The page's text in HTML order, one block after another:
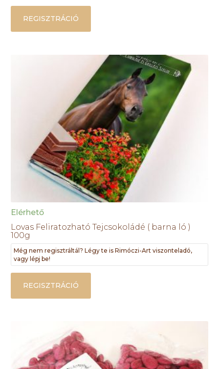
REGISZTRÁCIÓ
Elérhető
Lovas Feliratozható Tejcsokoládé ( barna ló )
100g
Még nem regisztráltál? Légy te is Rimóczi-Art viszonteladó,
vagy lépj be!
REGISZTRÁCIÓ